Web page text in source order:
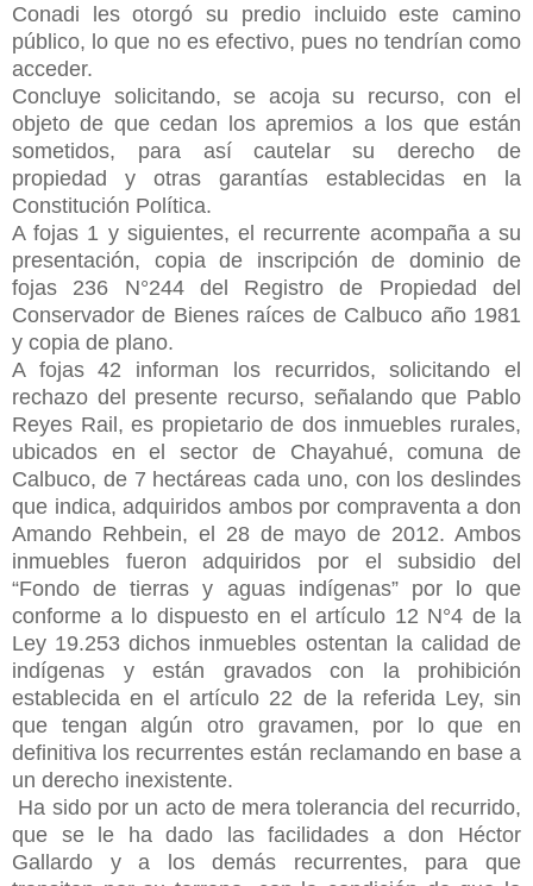
Conadi les otorgó su predio incluido este camino
público, lo que no es efectivo, pues no tendrían como
acceder.
Concluye solicitando, se acoja su recurso, con el
objeto de que cedan los apremios a los que están
sometidos, para así cautelar su derecho de
propiedad y otras garantías establecidas en la
Constitución Política.
A fojas 1 y siguientes, el recurrente acompaña a su
presentación, copia de inscripción de dominio de
fojas 236 N°244 del Registro de Propiedad del
Conservador de Bienes raíces de Calbuco año 1981
y copia de plano.
A fojas 42 informan los recurridos, solicitando el
rechazo del presente recurso, señalando que Pablo
Reyes Rail, es propietario de dos inmuebles rurales,
ubicados en el sector de Chayahué, comuna de
Calbuco, de 7 hectáreas cada uno, con los deslindes
que indica, adquiridos ambos por compraventa a don
Amando Rehbein, el 28 de mayo de 2012. Ambos
inmuebles fueron adquiridos por el subsidio del
“Fondo de tierras y aguas indígenas” por lo que
conforme a lo dispuesto en el artículo 12 N°4 de la
Ley 19.253 dichos inmuebles ostentan la calidad de
indígenas y están gravados con la prohibición
establecida en el artículo 22 de la referida Ley, sin
que tengan algún otro gravamen, por lo que en
definitiva los recurrentes están reclamando en base a
un derecho inexistente.
Ha sido por un acto de mera tolerancia del recurrido,
que se le ha dado las facilidades a don Héctor
Gallardo y a los demás recurrentes, para que